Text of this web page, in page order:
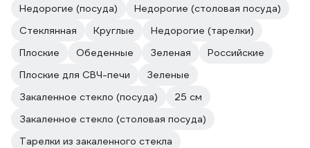
Недорогие (посуда)
Недорогие (столовая посуда)
Стеклянная
Круглые
Недорогие (тарелки)
Плоские
Обеденные Зеленая
Российские
Плоские для СВЧ-печи
Зеленые
Закаленное стекло (посуда)
25 см
Закаленное стекло (столовая посуда)
Тарелки из закаленного стекла